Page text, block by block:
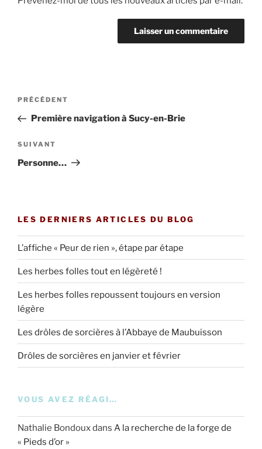
Navigation
l’article
Article
précédent
PRÉCÉDENT
Première navigation à Sucy-en-Brie
Article
suivant
SUIVANT
Personne…
LES DERNIERS ARTICLES DU BLOG
L’affiche « Peur de rien », étape par étape
Les herbes folles tout en légèreté !
Les herbes folles repoussent toujours en version
légère
Les drôles de sorcières à l’Abbaye de Maubuisson
Drôles de sorcières en janvier et février
VOUS AVEZ RÉAGI…
Nathalie Bondouxdans A la recherche de la forge de
« Pieds d’or »